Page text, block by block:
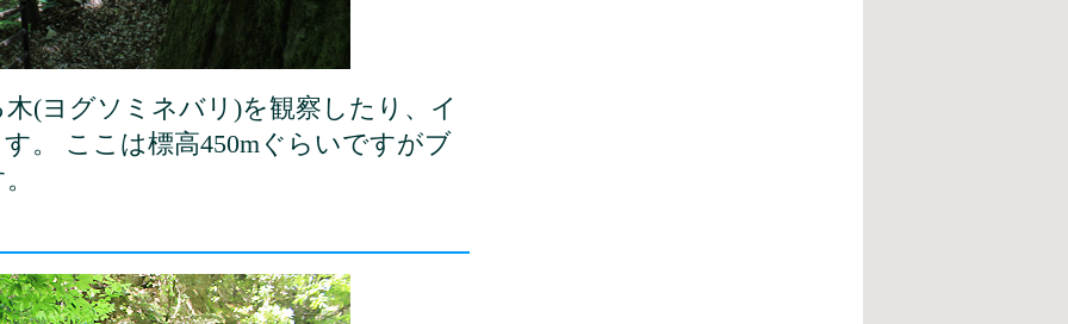
(ヨグソミネバリ)を観察したり、イ
。 ここは標高450mぐらいですがブ